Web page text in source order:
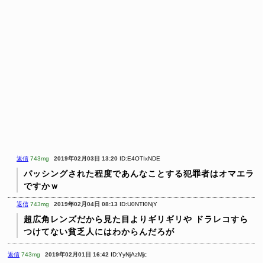
返信 743mg 2019年02月03日 13:20 ID:E4OTIxNDE
パッシングされた程度であんなことする犯罪者はオマエラ
ですかｗ
返信 743mg 2019年02月04日 08:13 ID:U0NTI0NjY
超広角レンズだから見た目よりギリギリや ドラレコすら
つけてない貧乏人にはわからんだろが
返信 743mg 2019年02月01日 16:42 ID:YyNjAzMjc